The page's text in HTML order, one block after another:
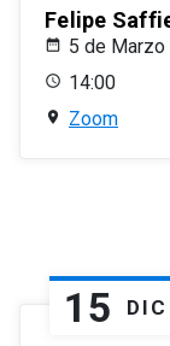
Felipe
5 de Marzo
14:00
Zoom
15 DIC